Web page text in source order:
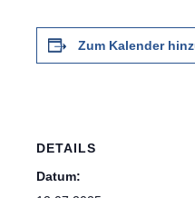
Zum Kalender
DETAILS
Datum: